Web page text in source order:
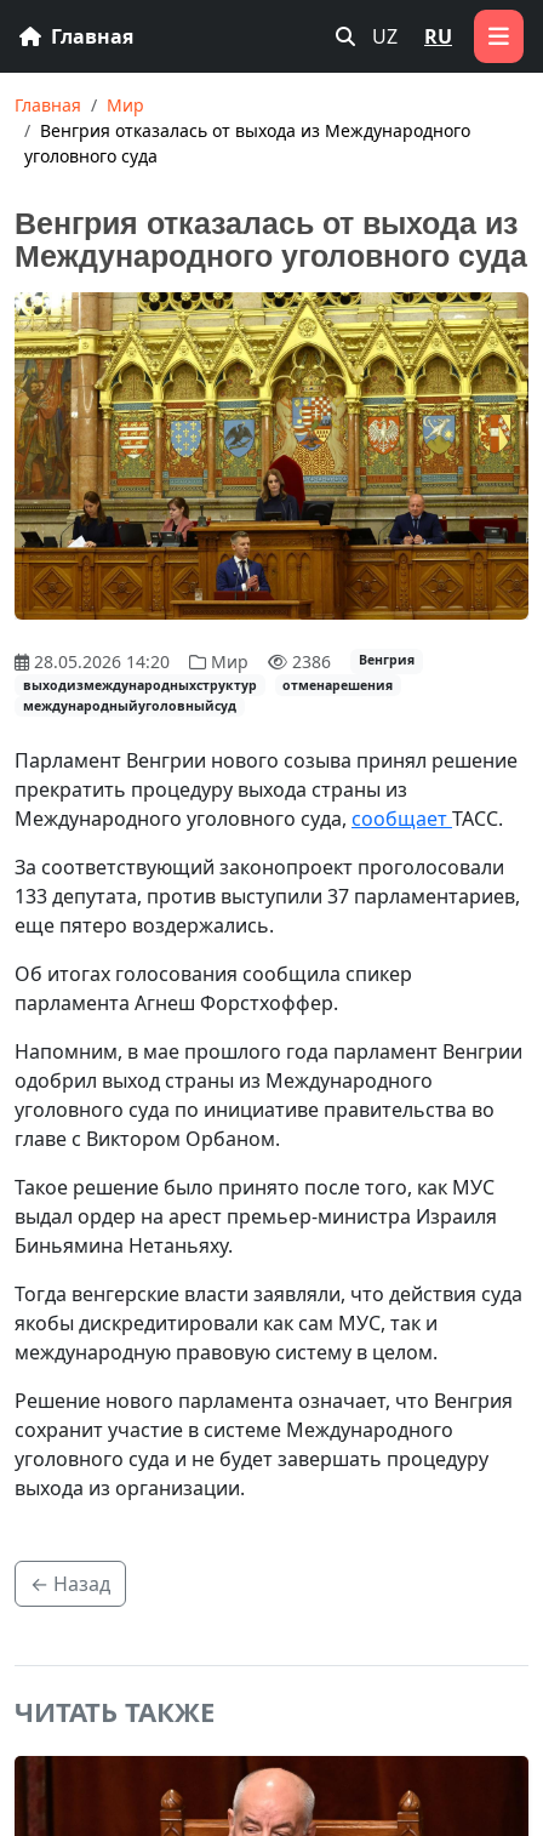
Главная UZ RU
Главная
Мир
Венгрия отказалась от выхода из Международного
уголовного суда
Венгрия отказалась от выхода из
Международного уголовного суда
28.05.2026 14:20 Мир 2386
Венгрия
выходизмеждународныхструктур
отменарешения
международныйуголовныйсуд
Парламент Венгрии нового созыва принял решение
прекратить процедуру выхода страны из
Международного уголовного суда, сообщаетТАСС.
За соответствующий законопроект проголосовали
133 депутата, против выступили 37 парламентариев,
еще пятеро воздержались.
Об итогах голосования сообщила спикер
парламента Агнеш Форстхоффер.
Напомним, в мае прошлого года парламент Венгрии
одобрил выход страны из Международного
уголовного суда по инициативе правительства во
главе с Виктором Орбаном.
Такое решение было принято после того, как МУС
выдал ордер на арест премьер-министра Израиля
Биньямина Нетаньяху.
Тогда венгерские власти заявляли, что действия суда
якобы дискредитировали как сам МУС, так и
международную правовую систему в целом.
Решение нового парламента означает, что Венгрия
сохранит участие в системе Международного
уголовного суда и не будет завершать процедуру
выхода из организации.
← Назад
ЧИТАТЬ ТАКЖЕ